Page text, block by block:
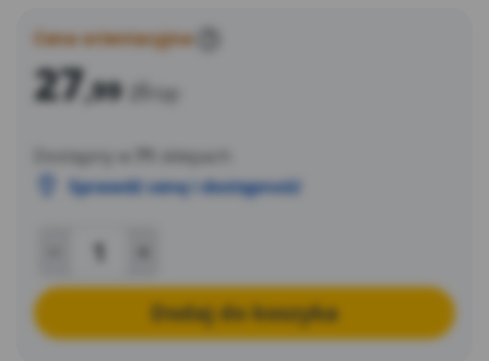
Cena orientacyjna
27,99 zł /op
Dostępny w
sklepach
Sprawdź cenę i dostępność
Dodaj do koszyka